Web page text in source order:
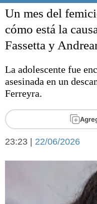
Economía y campo
Un mes del
cómo está la
Fassetta y
La adolescente fue
asesinada en un
Ferreyra.
23:23 | 22/06/2026